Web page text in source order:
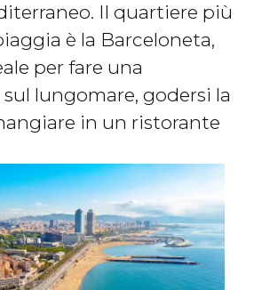
Il quartiere più
è la Barceloneta,
per fare una
lungomare, godersi la
in un ristorante